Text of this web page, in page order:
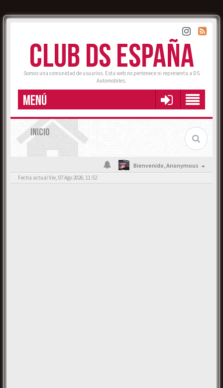
CLUB DS ESPAÑA
Somos una comunidad de usuarios. Esta web no pertenece ni representa a DS
Automobiles.
MENÚ
INICIO
Bienvenido,Anonymous
Fecha actual Vie, 07 Ago 2026, 11:52